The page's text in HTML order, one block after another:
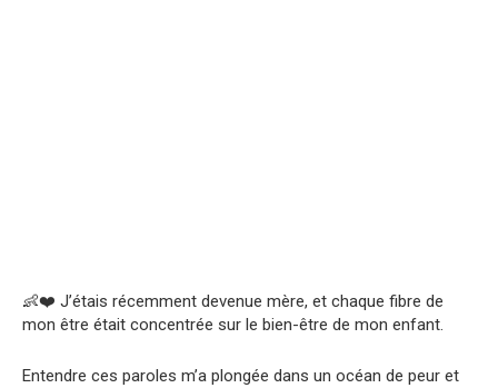
👶❤️ J’étais récemment devenue mère, et chaque fibre de
mon être était concentrée sur le bien-être de mon enfant.
Entendre ces paroles m’a plongée dans un océan de peur et